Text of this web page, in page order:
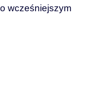
wcześniejszym